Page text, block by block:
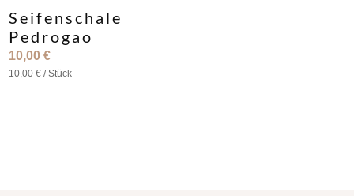
Seifenschale
Pedrogao
10,00€
10,00€ /Stück